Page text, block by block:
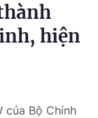
hiện
của Bộ Chính